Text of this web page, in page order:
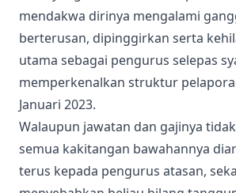
mendakwa dirinya mengalami
berterusan, dipinggirkan serta
utama sebagai pengurus selepas
memperkenalkan struktur
Januari 2023.
Walaupun jawatan dan gajinya
semua kakitangan bawahannya
terus kepada pengurus atasan,